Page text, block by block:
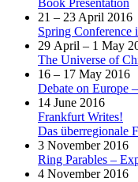
21 – 23 April 2016
Spring Conference
29 April – 1 May
The Universe of
16 – 17 May 2016
Debate on Europe
14 June 2016
Frankfurt Writes!
Das überregionale
3 November 2016
Ring Parables –
4 November 2016